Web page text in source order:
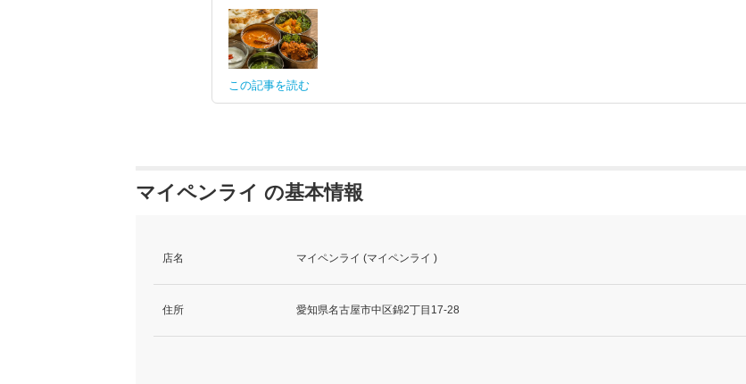
この記事を読む
マイペンライ の基本情報
店名 マイペンライ (マイペンライ )
住所 愛知県名古屋市中区錦2丁目17-28